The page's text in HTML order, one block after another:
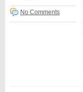
No Comments